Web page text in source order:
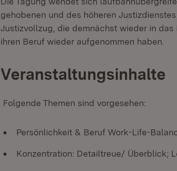
gehobenen und des höheren
Justizvollzug, die demnächst wieder in
ihren Beruf wieder aufgenommen haben.
Veranstaltungsinhalte
Folgende Themen sind vorgesehen:
Persönlichkeit & Beruf Work-Life-
Konzentration: Detailtreue/ Überblick;